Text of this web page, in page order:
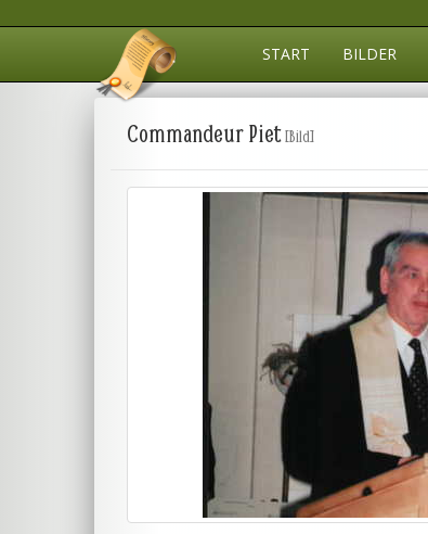
START BILDER
Commandeur Piet[Bild]